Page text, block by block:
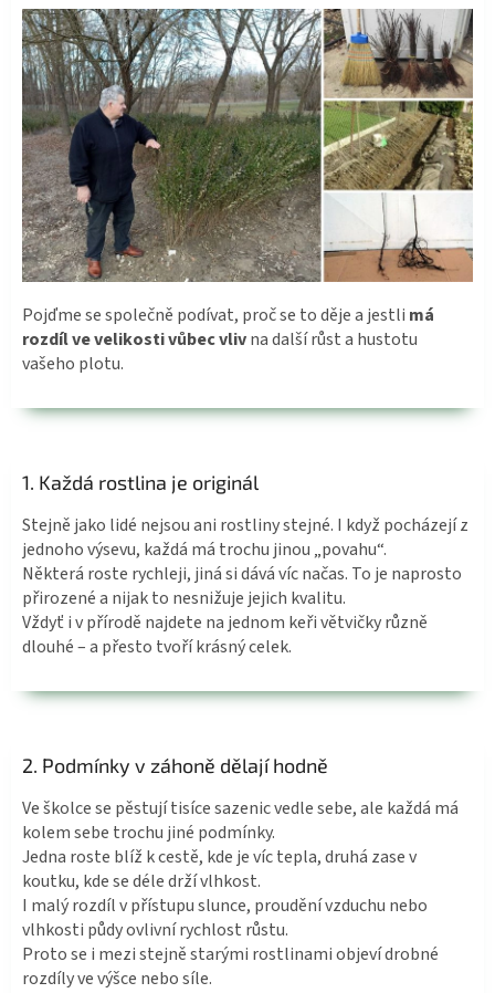
Pojďme se společně podívat, proč se to děje a jestli má
rozdíl ve velikosti vůbec vlivna další růst a hustotu
vašeho plotu.
1. Každá rostlina je originál
Stejně jako lidé nejsou ani rostliny stejné. I když pocházejí z
jednoho výsevu, každá má trochu jinou „povahu“.
Některá roste rychleji, jiná si dává víc načas. To je naprosto
přirozené a nijak to nesnižuje jejich kvalitu.
Vždyť i v přírodě najdete na jednom keři větvičky různě
dlouhé – a přesto tvoří krásný celek.
2. Podmínky v záhoně dělají hodně
Ve školce se pěstují tisíce sazenic vedle sebe, ale každá má
kolem sebe trochu jiné podmínky.
Jedna roste blíž k cestě, kde je víc tepla, druhá zase v
koutku, kde se déle drží vlhkost.
I malý rozdíl v přístupu slunce, proudění vzduchu nebo
vlhkosti půdy ovlivní rychlost růstu.
Proto se i mezi stejně starými rostlinami objeví drobné
rozdíly ve výšce nebo síle.